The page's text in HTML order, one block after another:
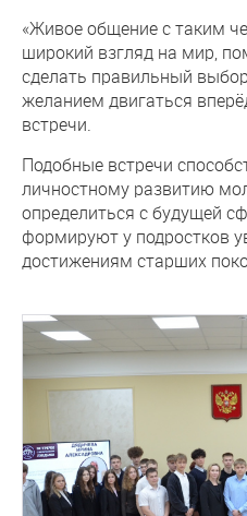
«Живое общение с таким
широкий взгляд на мир,
сделать правильный
желанием двигаться
встречи.
Подобные встречи
личностному развитию
определиться с будущей
формируют у подростков
достижениям старших